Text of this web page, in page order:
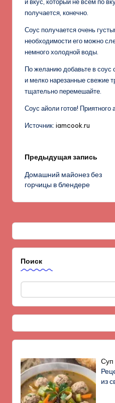
и вкус, который не всем по
получается, конечно.
Соус получается очень
необходимости его можно
немного холодной воды.
По желанию добавьте в соус
и мелко нарезанные свежие
тщательно перемешайте.
Соус айоли готов! Приятного
Источник: iamcook.ru
Навигация
записи
Предыдущая запись
Домашний майонез без
горчицы в блендере
Поиск
Суп
из